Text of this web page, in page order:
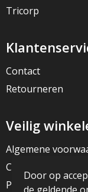
Tricorp
Contact
Retourneren
Veilig
Algemene
Cookieverklaring
Privacyverklaring
Door op